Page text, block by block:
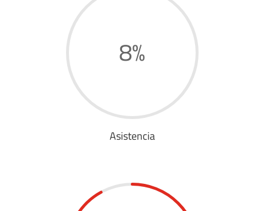
8%
Asistencia